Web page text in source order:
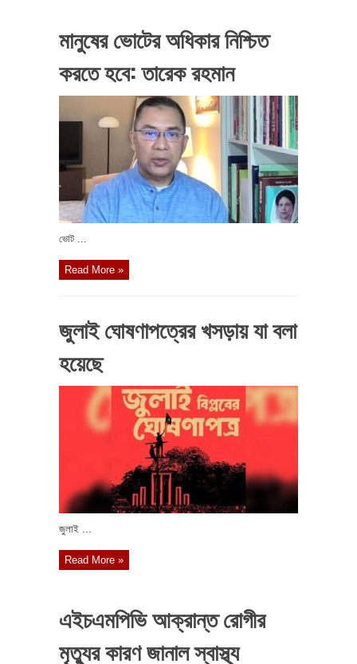
মানুষের ভোটের অধিকার নিশ্চিত
করতে হবে: তারেক রহমান
ভোট ...
Read More »
জুলাই ঘোষণাপত্রের খসড়ায় যা বলা
হয়েছে
জুলাই ...
Read More »
এইচএমপিভি আক্রান্ত রোগীর
মৃত্যুর কারণ জানাল স্বাস্থ্য